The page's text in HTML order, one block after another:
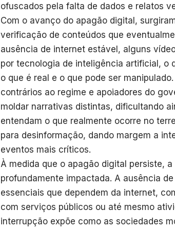
ofuscados pela falta de dados e relatos
Com o avanço do apagão digital,
verificação de conteúdos que
ausência de internet estável, alguns
por tecnologia de inteligência artificial, o
o que é real e o que pode ser
contrários ao regime e apoiadores do
moldar narrativas distintas, dificultando
entendam o que realmente ocorre no
para desinformação, dando margem a
eventos mais críticos.
À medida que o apagão digital persiste,
profundamente impactada. A ausência
essenciais que dependem da internet,
com serviços públicos ou até mesmo
interrupção expõe como as sociedades